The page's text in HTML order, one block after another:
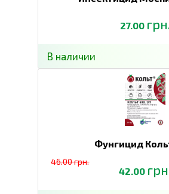
27.00
В наличии
Фунгицид
42.00
46.00 грн.